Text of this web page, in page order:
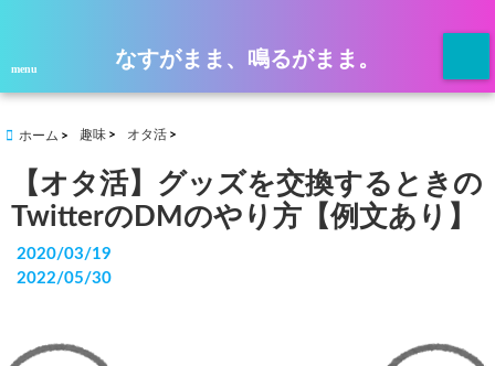
menu なすがまま、鳴るがまま。
ホーム 趣味 オタ活
【オタ活】グッズを交換するときの
TwitterのDMのやり方【例文あり】
2020/03/19
2022/05/30